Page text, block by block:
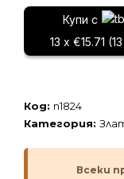
колие
Купи с
13 x €15.71
Код: n1824
Категория:
Всеки